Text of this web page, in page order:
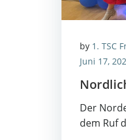
by 1. TSC
Juni 17,
Der
dem Ruf